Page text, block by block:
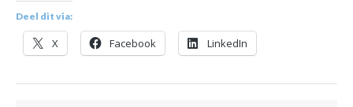
Deel dit via:
X Facebook LinkedIn